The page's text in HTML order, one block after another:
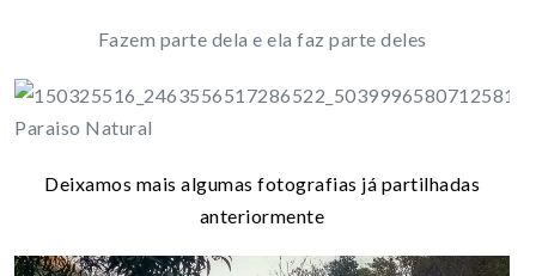
Fazem parte dela e ela faz parte deles
Deixamos mais algumas fotografias já partilhadas
anteriormente